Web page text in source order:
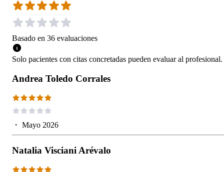
Basado en 36 evaluaciones
Solo pacientes con citas concretadas pueden evaluar al profesional.
Andrea Toledo Corrales
・ Mayo 2026
Natalia Visciani Arévalo